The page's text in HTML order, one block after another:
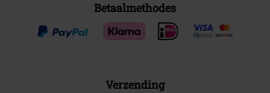
Betaalmethodes
Verzending